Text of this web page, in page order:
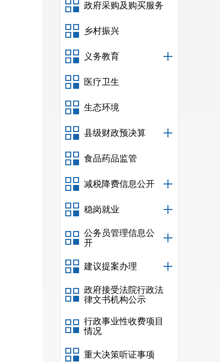
政府采购及购买服务
乡村振兴
义务教育
医疗卫生
生态环境
县级财政预决算
食品药品监管
减税降费信息公开
稳岗就业
公务员管理信息公
开
建议提案办理
政府接受法院行政法
律文书机构公示
行政事业性收费项目
情况
重大决策听证事项